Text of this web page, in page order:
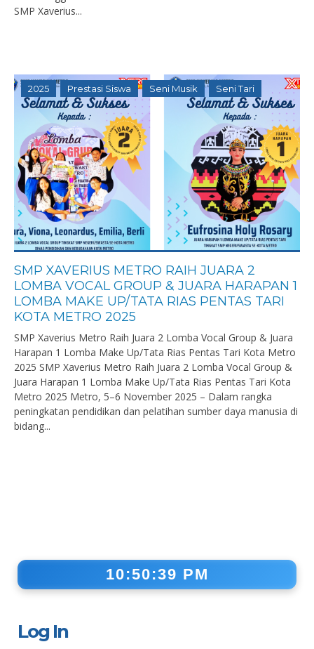
SMP Xaverius...
2025 Prestasi Siswa Seni Musik Seni Tari
SMP XAVERIUS METRO RAIH JUARA 2
LOMBA VOCAL GROUP & JUARA HARAPAN 1
LOMBA MAKE UP/TATA RIAS PENTAS TARI
KOTA METRO 2025
SMP Xaverius Metro Raih Juara 2 Lomba Vocal Group & Juara
Harapan 1 Lomba Make Up/Tata Rias Pentas Tari Kota Metro
2025 SMP Xaverius Metro Raih Juara 2 Lomba Vocal Group &
Juara Harapan 1 Lomba Make Up/Tata Rias Pentas Tari Kota
Metro 2025 Metro, 5–6 November 2025 – Dalam rangka
peningkatan pendidikan dan pelatihan sumber daya manusia di
bidang...
10:50:39 PM
Log In